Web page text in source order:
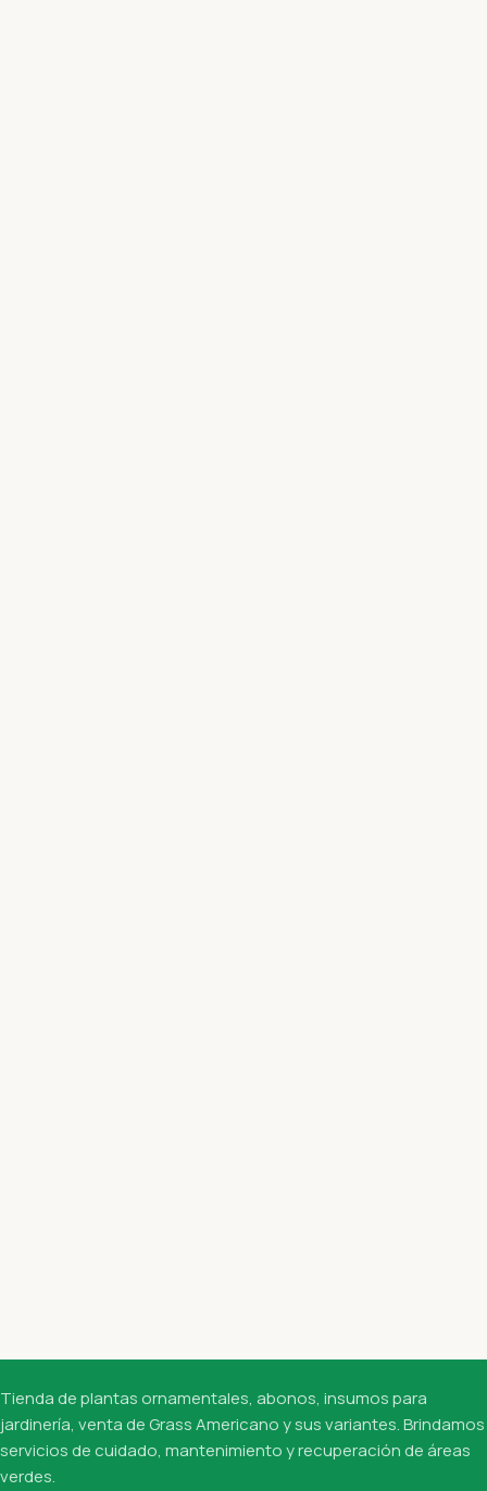
Tienda de plantas ornamentales, abonos, insumos para
jardinería, venta de Grass Americano y sus variantes. Brindamos
servicios de cuidado, mantenimiento y recuperación de áreas
verdes.